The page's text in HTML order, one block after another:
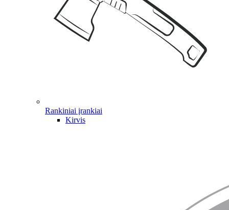
Rankiniai įrankiai
Kirvis